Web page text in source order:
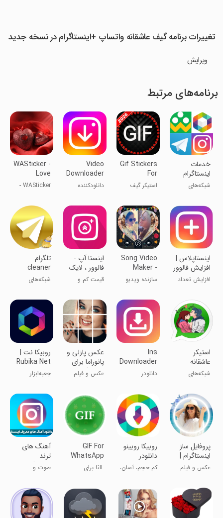
تغییرات برنامه گیف عاشقانه واتساپ +اینستاگرام در نسخه جدید
ویرایش
برنامه‌های مرتبط
‏‏‏‏‏‏خدمات
اینستاگرام
روبیکا
شبکه‌های
Gif Stickers
For
Whatsapp
استیکر گیف
2024
Video
Downloader
for
Instagram
دانلودکننده
اینستاگرام
WASticker -
Love
Stickers
WASticker -
عاشقانه
اینستاپلاس |
افزایش فالوور
و لایک
اینستاگرام
افزایش تعداد
Song Video
Maker -
Photo
Video
سازنده ویدیو
عکس
اینستا آپ -
فالوور ، لایک
، کامنت
قیمت کم و
‏تلگرام
cleaner
شبکه‌های
استیکر
عاشقانه
شبکه‌های
Ins
Downloader
-FastSave
Photo &
دانلودر
ذخیره سریع
عکس و ویدیو
عکس پازلی و
پانوراما برای
اینستاگرام
عکس و فیلم
روبیکا نت |
Rubika Net
جعبه‌ابزار
پروفایل ساز
اینستاگرام |
حرفه ای
عکس و فیلم
روبیکا روبینو
دانلودر
کم حجم، آسان،
GIF For
WhatsApp
GIF برای
آهنگ های
ترند
اینستاگرام
صوت و